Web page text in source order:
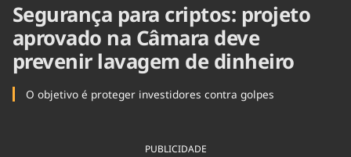
Segurança para criptos: projeto
aprovado na Câmara deve
prevenir lavagem de dinheiro
O objetivo é proteger investidores contra golpes
PUBLICIDADE